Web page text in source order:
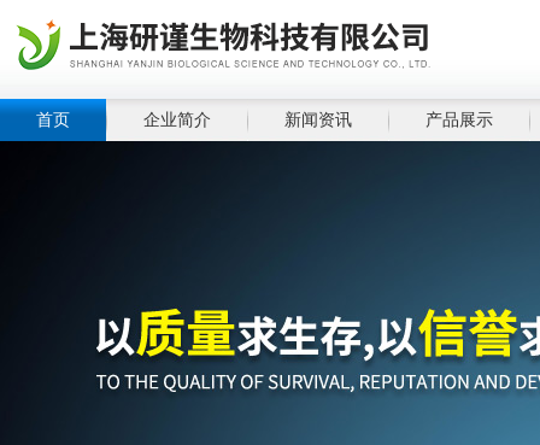
首页 企业简介 新闻资讯 产品展示